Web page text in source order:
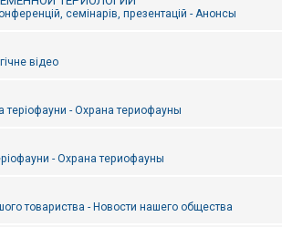
семінарів, презентацій - Анонсы
відео
теріофауни - Охрана териофауны
- Охрана териофауны
товариства - Новости нашего общества